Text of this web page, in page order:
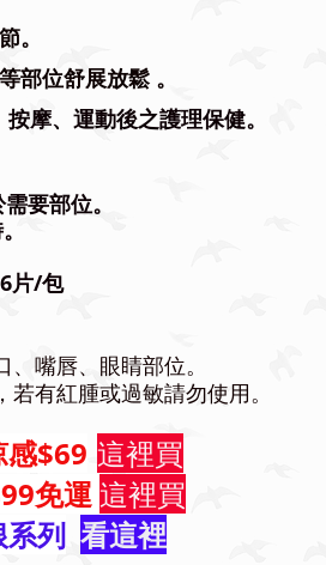
。
部位舒展放鬆 。
摩、運動後之護理保健。
要部位。
片/包
嘴唇、眼睛部位。
有紅腫或過敏請勿使用。
感$69 這裡買
免運這裡買
系列 看這裡